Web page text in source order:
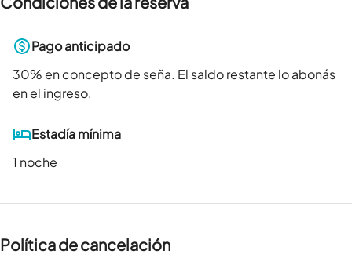
Pago anticipado
30% en concepto de seña. El saldo restante lo abonás
en el ingreso.
Estadía mínima
1 noche
Política de cancelación